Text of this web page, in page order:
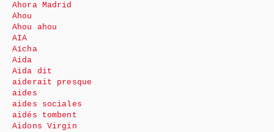
Ahora Madrid
Ahou
Ahou ahou
AIA
Aïcha
Aida
Aida dit
aiderait presque
aides
aides sociales
aidés tombent
Aidons Virgin